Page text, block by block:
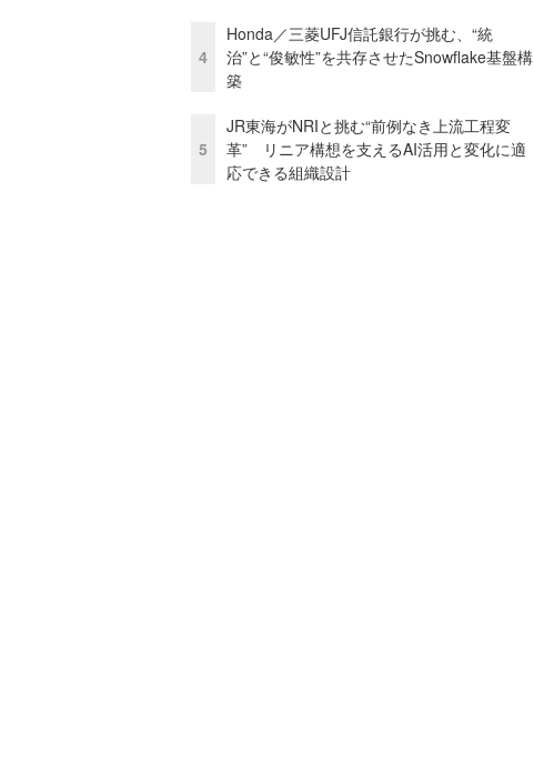
4
Honda／三菱UFJ信託銀行が挑む、“統
治”と“俊敏性”を共存させたSnowflake基盤構
築
5
JR東海がNRIと挑む“前例なき上流工程変
革” リニア構想を支えるAI活用と変化に適
応できる組織設計